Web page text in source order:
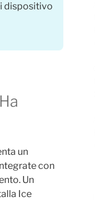
dispositivo
un
con
Un
Ice